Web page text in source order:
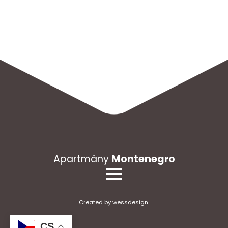
Apartmány Montenegro
Created by wessdesign.